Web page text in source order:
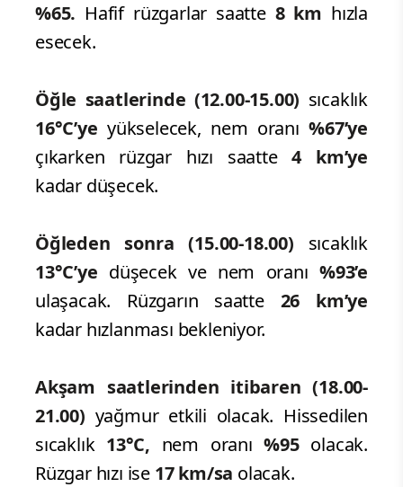
%65. Hafif rüzgarlar saatte 8 km hızla
esecek.
Öğle saatlerinde (12.00-15.00) sıcaklık
16°C’ye yükselecek, nem oranı%67’ye
çıkarken rüzgar hızı saatte4 km’ye
kadar düşecek.
Öğleden sonra (15.00-18.00) sıcaklık
13°C’ye düşecek ve nem oranı %93’e
ulaşacak. Rüzgarın saatte26 km’ye
kadar hızlanması bekleniyor.
Akşam saatlerinden itibaren (18.00-
21.00) yağmur etkili olacak. Hissedilen
sıcaklık 13°C, nem oranı%95olacak.
Rüzgar hızı ise 17 km/sa olacak.